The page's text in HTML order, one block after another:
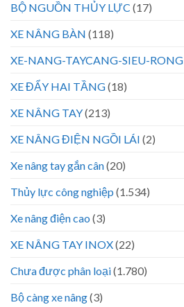
BỘ NGUỒN THỦY LỰC (17)
XE NÂNG BÀN (118)
XE-NANG-TAYCANG-SIEU-RONG
XE ĐẨY HAI TẦNG(18)
XE NÂNG TAY(213)
XE NÂNG ĐIỆN NGỒI LÁI (2)
Xe nâng tay gắn cân(20)
Thủy lực công nghiệp (1.534)
Xe nâng điện cao (3)
XE NÂNG TAY INOX(22)
Chưa được phân loại(1.780)
Bộ càng xe nâng(3)